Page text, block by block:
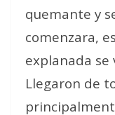
quemante y
comenzara,
explanada se
Llegaron de